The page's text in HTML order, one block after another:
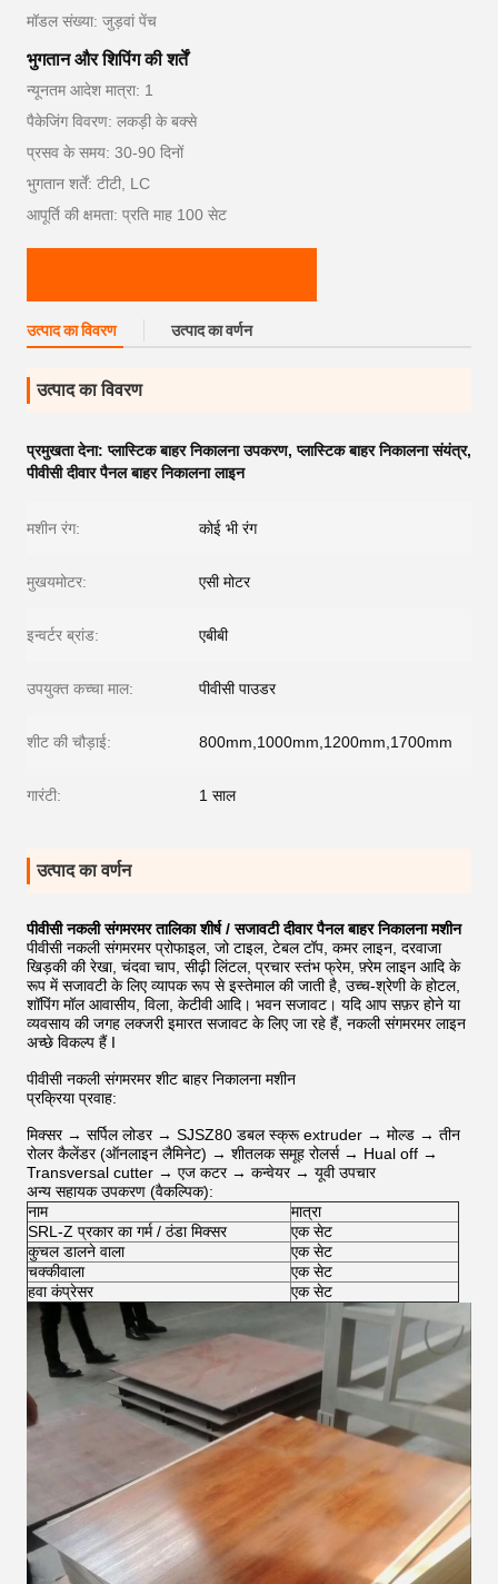
मॉडल संख्या: जुड़वां पेंच
भुगतान और शिपिंग की शर्तें
न्यूनतम आदेश मात्रा: 1
पैकेजिंग विवरण: लकड़ी के बक्से
प्रसव के समय: 30-90 दिनों
भुगतान शर्तें: टीटी, LC
आपूर्ति की क्षमता: प्रति माह 100 सेट
उत्पाद का विवरण उत्पाद का वर्णन
उत्पाद का विवरण
प्रमुखता देना:प्लास्टिक बाहर निकालना उपकरण,प्लास्टिक बाहर निकालना संयंत्र,
पीवीसी दीवार पैनल बाहर निकालना लाइन
मशीन रंग: कोई भी रंग
मुखयमोटर: एसी मोटर
इन्वर्टर ब्रांड: एबीबी
उपयुक्त कच्चा माल: पीवीसी पाउडर
शीट की चौड़ाई: 800mm,1000mm,1200mm,1700mm
गारंटी: 1 साल
उत्पाद का वर्णन
पीवीसी नकली संगमरमर तालिका शीर्ष / सजावटी दीवार पैनल बाहर निकालना मशीन
पीवीसी नकली संगमरमर प्रोफाइल, जो टाइल, टेबल टॉप, कमर लाइन, दरवाजा
खिड़की की रेखा, चंदवा चाप, सीढ़ी लिंटल, प्रचार स्तंभ फ्रेम, फ़्रेम लाइन आदि के
रूप में सजावटी के लिए व्यापक रूप से इस्तेमाल की जाती है, उच्च-श्रेणी के होटल,
शॉपिंग मॉल आवासीय, विला, केटीवी आदि। भवन सजावट। यदि आप सफ़र होने या
व्यवसाय की जगह लक्जरी इमारत सजावट के लिए जा रहे हैं, नकली संगमरमर लाइन
अच्छे विकल्प हैं I
पीवीसी नकली संगमरमर शीट बाहर निकालना मशीन
प्रक्रिया प्रवाह:
मिक्सर → सर्पिल लोडर → SJSZ80 डबल स्क्रू extruder → मोल्ड → तीन
रोलर कैलेंडर (ऑनलाइन लैमिनेट) → शीतलक समूह रोलर्स → Hual off →
Transversal cutter → एज कटर → कन्वेयर → यूवी उपचार
अन्य सहायक उपकरण (वैकल्पिक):
नाम
मात्रा
SRL-Z प्रकार का गर्म / ठंडा मिक्सर
एक सेट
कुचल डालने वाला
एक सेट
चक्कीवाला
एक सेट
हवा कंप्रेसर
एक सेट